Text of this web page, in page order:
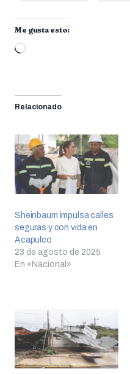
Me gusta esto:
Cargando...
Relacionado
Sheinbaum impulsa calles
seguras y con vida en
Acapulco
23 de agosto de 2025
En «Nacional»